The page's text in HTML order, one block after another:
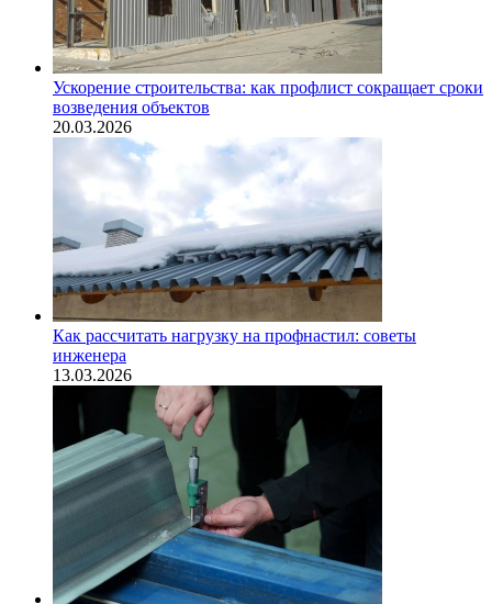
Ускорение строительства: как профлист сокращает сроки
возведения объектов
20.03.2026
Как рассчитать нагрузку на профнастил: советы
инженера
13.03.2026